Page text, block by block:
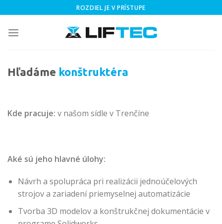
to
content
ROZDIEL JE V PRÍSTUPE
Hľadáme konštruktéra
Kde pracuje: v našom sídle v Trenčíne
Aké sú jeho hlavné úlohy:
Návrh a spolupráca pri realizácii jednoúčelových
strojov a zariadení priemyselnej automatizácie
Tvorba 3D modelov a konštrukčnej dokumentácie v